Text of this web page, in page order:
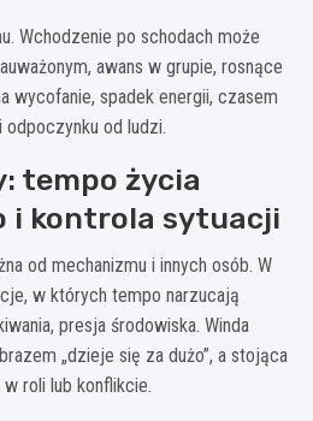
Wchodzenie po schodach może
awans w grupie, rosnące
wycofanie, spadek energii, czasem
od ludzi.
tempo życia
i kontrola sytuacji
od mechanizmu i innych osób. W
w których tempo narzucają
presja środowiska. Winda
„dzieje się za dużo”, a stojąca
roli lub konflikcie.